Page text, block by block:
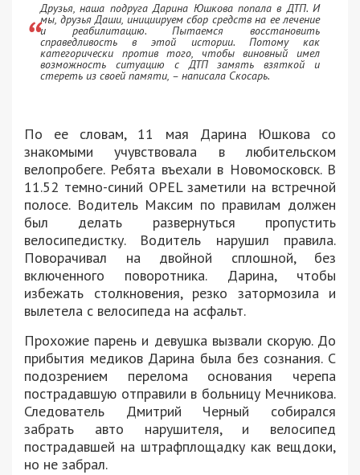
Друзья, наша подруга Дарина Юшкова попала в ДТП. И
мы, друзья Даши, инициируем сбор средств на ее лечение
и реабилитацию. Пытаемся восстановить
справедливость в этой истории. Потому как
категорически против того, чтобы виновный имел
возможность ситуацию с ДТП замять взяткой и
стереть из своей памяти, – написала Скосарь.
По ее словам, 11 мая Дарина Юшкова со
знакомыми учувствовала в любительском
велопробеге. Ребята въехали в Новомосковск. В
11.52 темно-синий OPEL заметили на встречной
полосе. Водитель Максим по правилам должен
был делать развернуться пропустить
велосипедистку. Водитель нарушил правила.
Поворачивал на двойной сплошной, без
включенного поворотника. Дарина, чтобы
избежать столкновения, резко затормозила и
вылетела с велосипеда на асфальт.
Прохожие парень и девушка вызвали скорую. До
прибытия медиков Дарина была без сознания. С
подозрением перелома основания черепа
пострадавшую отправили в больницу Мечникова.
Следователь Дмитрий Черный собирался
забрать авто нарушителя, и велосипед
пострадавшей на штрафплощадку как вещдоки,
но не забрал.